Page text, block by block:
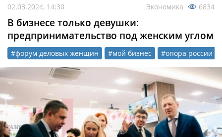
02.03.2024, 14:30 Экономика 6834
В бизнесе только девушки:
предпринимательство под женским углом
#форум деловых женщин #мой бизнес #опора россии